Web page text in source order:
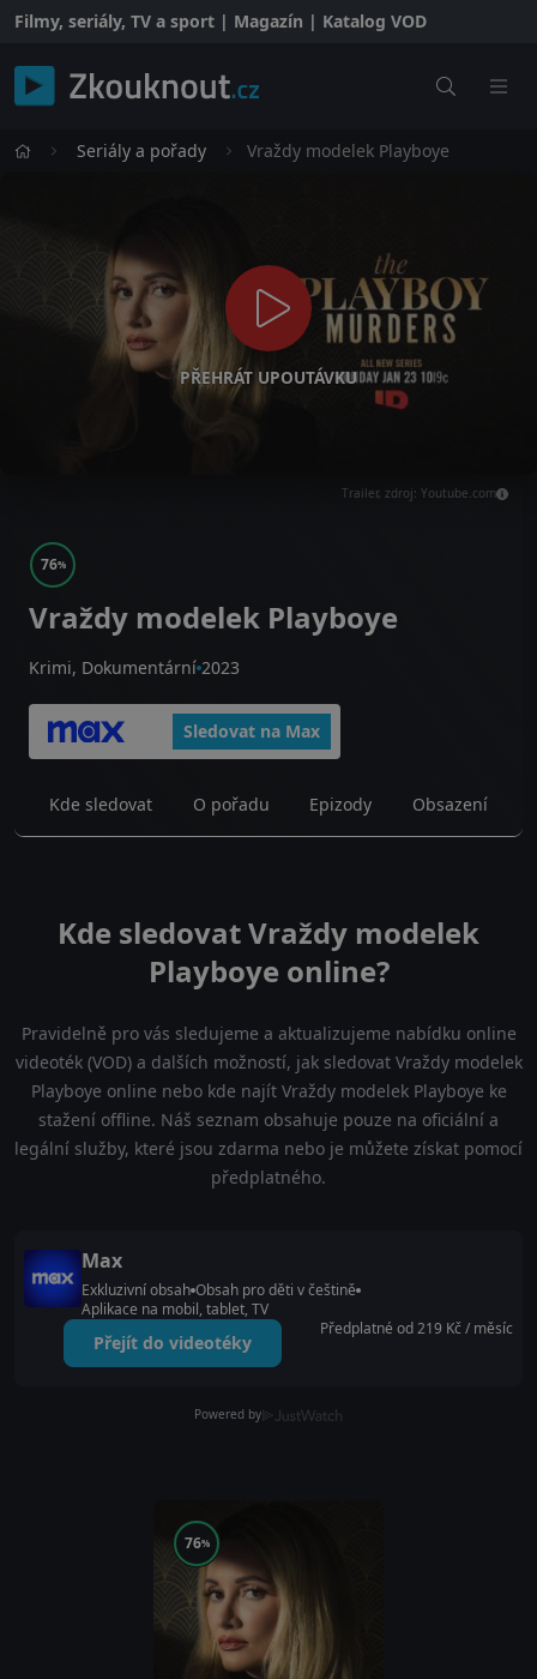
Filmy, seriály, TV a sport | Magazín | Katalog VOD
Seriály a pořady Vraždy modelek Playboye
PŘEHRÁT UPOUTÁVKU
Trailer, zdroj: Youtube.com
76%
Vraždy modelek Playboye
Krimi, Dokumentární 2023
Sledovat na Max
Kde sledovat O pořadu Epizody Obsazení
Kde sledovat Vraždy modelek
Playboye online?
Pravidelně pro vás sledujeme a aktualizujeme nabídku online
videoték (VOD) a dalších možností, jak sledovat Vraždy modelek
Playboye online nebo kde najít Vraždy modelek Playboye ke
stažení offline. Náš seznam obsahuje pouze na oficiální a
legální služby, které jsou zdarma nebo je můžete získat pomocí
předplatného.
Max
Exkluzivní obsah Obsah pro děti v češtině
Aplikace na mobil, tablet, TV
Přejít do videotéky
Předplatné od 219 Kč / měsíc
Powered by
76%